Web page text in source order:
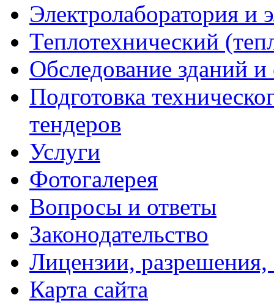
Электролаборатория и
Теплотехнический
Обследование зданий
Подготовка
тендеров
Услуги
Фотогалерея
Вопросы и ответы
Законодательство
Лицензии, разрешения,
Карта сайта